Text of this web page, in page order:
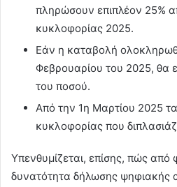
πληρώσουν επιπλέον 25%
κυκλοφορίας 2025.
Εάν η καταβολή
Φεβρουαρίου του 2025, θα
του ποσού.
Από την 1η Μαρτίου 2025
κυκλοφορίας που
Υπενθυμίζεται, επίσης, πώς από
δυνατότητα δήλωσης ψηφιακής